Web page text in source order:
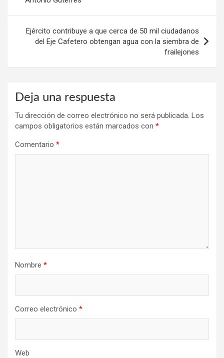
entradas
Ejército contribuye a que cerca de 50 mil ciudadanos
del Eje Cafetero obtengan agua con la siembra de
frailejones
Deja una respuesta
Tu dirección de correo electrónico no será publicada. Los
campos obligatorios están marcados con *
Comentario *
Nombre *
Correo electrónico *
Web